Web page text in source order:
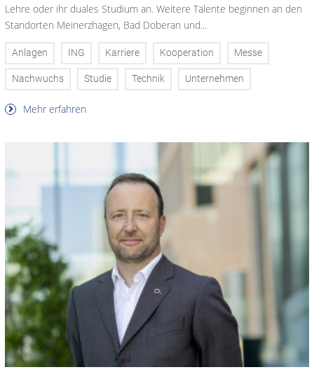
Lehre oder ihr duales Studium an. Weitere Talente beginnen an den
Standorten Meinerzhagen, Bad Doberan und...
Anlagen ING Karriere Kooperation Messe
Nachwuchs Studie Technik Unternehmen
Mehr erfahren